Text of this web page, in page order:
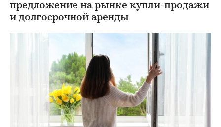
предложение на рынке купли-продажи
и долгосрочной аренды